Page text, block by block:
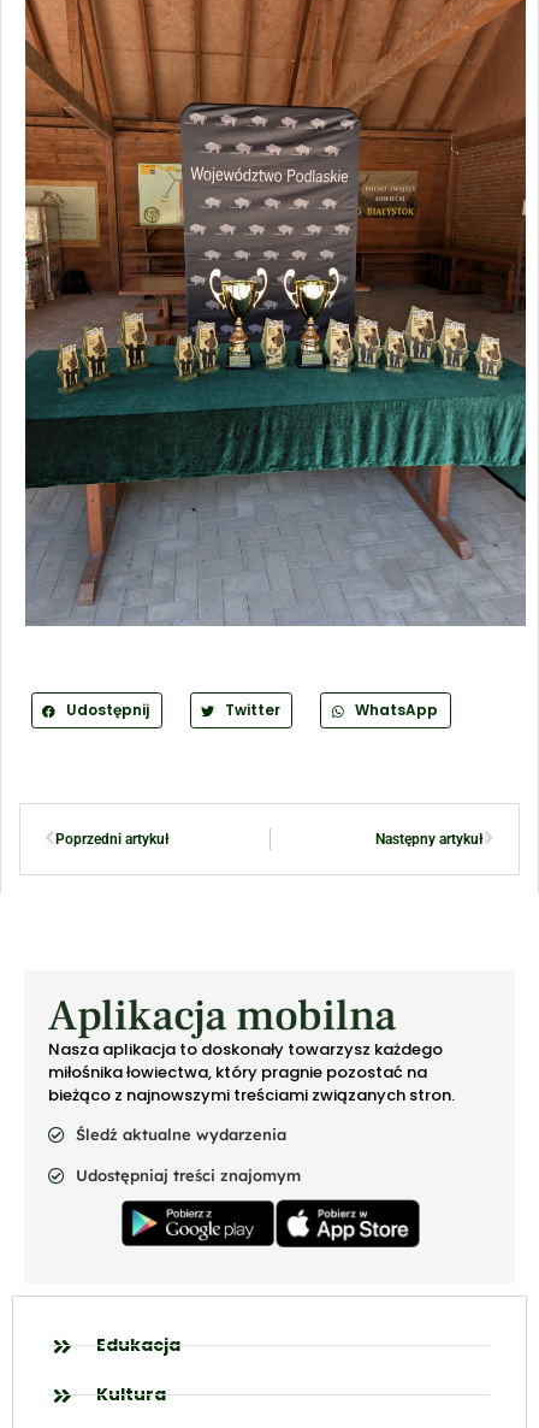
Udostępnij Twitter WhatsApp
Poprzedni artykuł Następny artykuł
Aplikacja mobilna
Nasza aplikacja to doskonały towarzysz każdego
miłośnika łowiectwa, który pragnie pozostać na
bieżąco z najnowszymi treściami związanych stron.
Śledź aktualne wydarzenia
Udostępniaj treści znajomym
Edukacja
Kultura